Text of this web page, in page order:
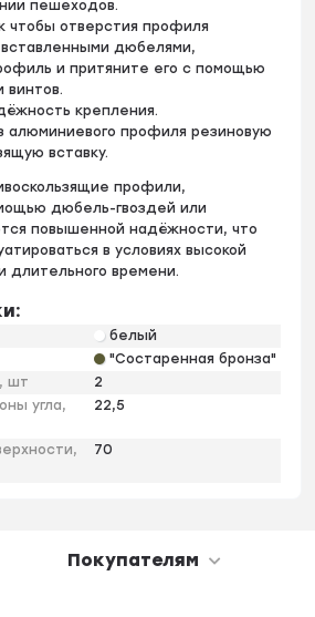
пешеходов.
чтобы отверстия профиля
дюбелями,
и притяните его с помощью
винтов.
крепления.
алюминиевого профиля резиновую
вставку.
профили,
дюбель-гвоздей или
повышенной надёжности, что
в условиях высокой
длительного времени.
белый
"Состаренная бронза"
шт
2
угла,
22,5
70
Покупателям